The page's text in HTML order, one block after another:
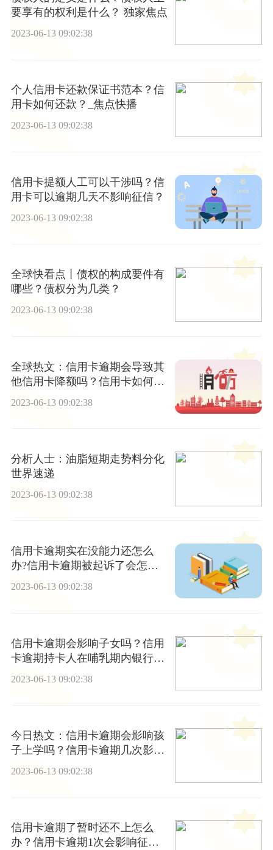
要享有的权利是什么？ 独家焦点
2023-06-13 09:02:38
个人信用卡还款保证书范本？信
用卡如何还款？_焦点快播
2023-06-13 09:02:38
信用卡提额人工可以干涉吗？信
用卡可以逾期几天不影响征信？
2023-06-13 09:02:38
全球快看点丨债权的构成要件有
哪些？债权分为几类？
2023-06-13 09:02:38
全球热文：信用卡逾期会导致其
他信用卡降额吗？信用卡如何申
2023-06-13 09:02:38
分析人士：油脂短期走势料分化
世界速递
2023-06-13 09:02:38
信用卡逾期实在没能力还怎么
办?信用卡逾期被起诉了会怎
样？
2023-06-13 09:02:38
信用卡逾期会影响子女吗？信用
卡逾期持卡人在哺乳期内银行可
2023-06-13 09:02:38
今日热文：信用卡逾期会影响孩
子上学吗？信用卡逾期几次影响
征信？
2023-06-13 09:02:38
信用卡逾期了暂时还不上怎么
办？信用卡逾期1次会影响征信